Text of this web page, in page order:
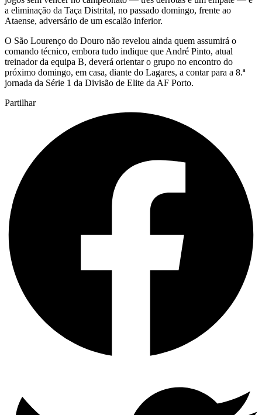
a eliminação da Taça Distrital, no passado domingo, frente ao
Ataense, adversário de um escalão inferior.
O São Lourenço do Douro não revelou ainda quem assumirá o
comando técnico, embora tudo indique que André Pinto, atual
treinador da equipa B, deverá orientar o grupo no encontro do
próximo domingo, em casa, diante do Lagares, a contar para a 8.ª
jornada da Série 1 da Divisão de Elite da AF Porto.
Partilhar